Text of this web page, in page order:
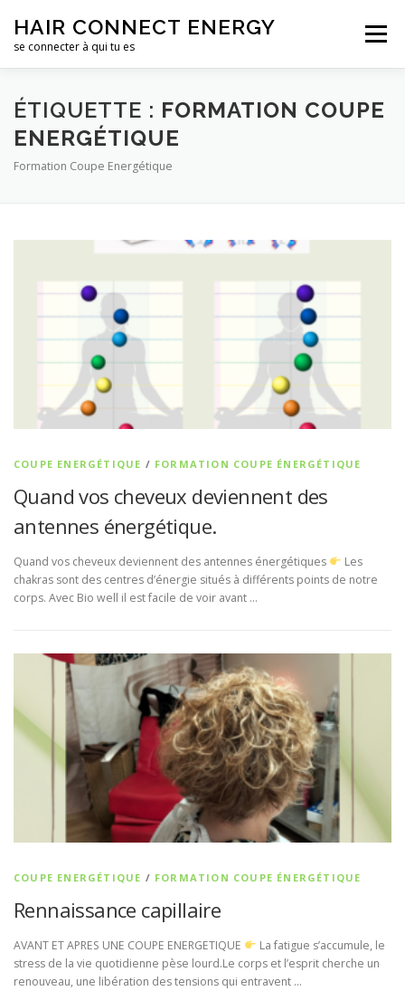
contenu
HAIR CONNECT ENERGY
se connecter à qui tu es
Menu
LE SALON DE COIFFURE LE CENTRE DE FORMATION
CONTACTS
ÉTIQUETTE : FORMATION COUPE
ENERGÉTIQUE
Formation Coupe Energétique
COUPE ENERGÉTIQUE / FORMATION COUPE ÉNERGÉTIQUE
Quand vos cheveux deviennent des
antennes énergétique.
Quand vos cheveux deviennent des antennes énergétiques
Les
chakras sont des centres d’énergie situés à différents points de notre
corps. Avec Bio well il est facile de voir avant …
COUPE ENERGÉTIQUE / FORMATION COUPE ÉNERGÉTIQUE
Rennaissance capillaire
AVANT ET APRES UNE COUPE ENERGETIQUE
La fatigue s’accumule, le
stress de la vie quotidienne pèse lourd.Le corps et l’esprit cherche un
renouveau, une libération des tensions qui entravent …